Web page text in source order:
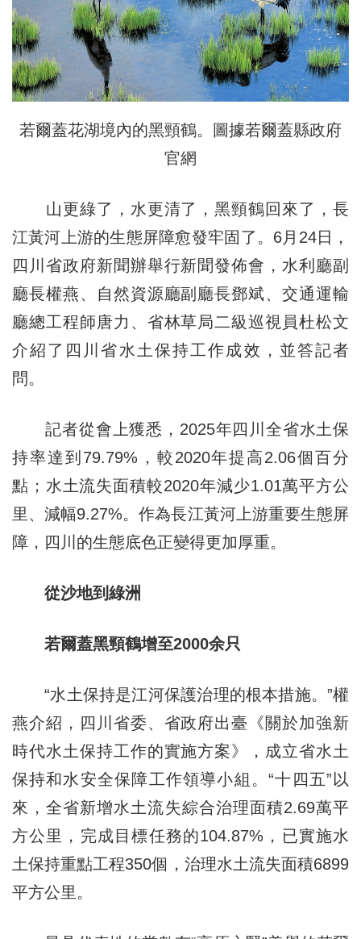
若爾蓋花湖境內的黑頸鶴。圖據若爾蓋縣政府
官網
山更綠了，水更清了，黑頸鶴回來了，長
江黃河上游的生態屏障愈發牢固了。6月24日，
四川省政府新聞辦舉行新聞發佈會，水利廳副
廳長權燕、自然資源廳副廳長鄧斌、交通運輸
廳總工程師唐力、省林草局二級巡視員杜松文
介紹了四川省水土保持工作成效，並答記者
問。
記者從會上獲悉，2025年四川全省水土保
持率達到79.79%，較2020年提高2.06個百分
點；水土流失面積較2020年減少1.01萬平方公
里、減幅9.27%。作為長江黃河上游重要生態屏
障，四川的生態底色正變得更加厚重。
從沙地到綠洲
若爾蓋黑頸鶴增至2000余只
“水土保持是江河保護治理的根本措施。”權
燕介紹，四川省委、省政府出臺《關於加強新
時代水土保持工作的實施方案》，成立省水土
保持和水安全保障工作領導小組。“十四五”以
來，全省新增水土流失綜合治理面積2.69萬平
方公里，完成目標任務的104.87%，已實施水
土保持重點工程350個，治理水土流失面積6899
平方公里。